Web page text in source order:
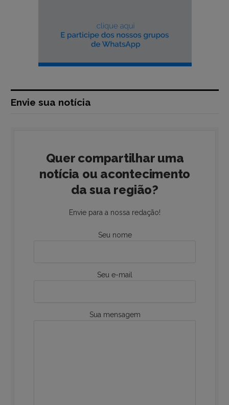
Envie sua notícia
Quer compartilhar uma
notícia ou acontecimento
da sua região?
Envie para a nossa redação!
Seu nome
Seu e-mail
Sua mensagem